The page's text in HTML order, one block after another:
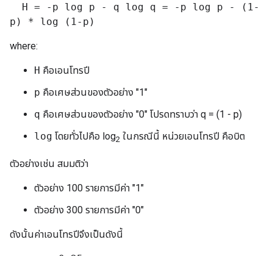
H = -p log p - q log q = -p log p - (1-
p) * log (1-p)
where:
H คือเอนโทรปี
p คือเศษส่วนของตัวอย่าง "1"
q คือเศษส่วนของตัวอย่าง "0" โปรดทราบว่า q = (1 - p)
log โดยทั่วไปคือ log2 ในกรณีนี้ หน่วยเอนโทรปี คือบิต
ตัวอย่างเช่น สมมติว่า
ตัวอย่าง 100 รายการมีค่า "1"
ตัวอย่าง 300 รายการมีค่า "0"
ดังนั้นค่าเอนโทรปีจึงเป็นดังนี้